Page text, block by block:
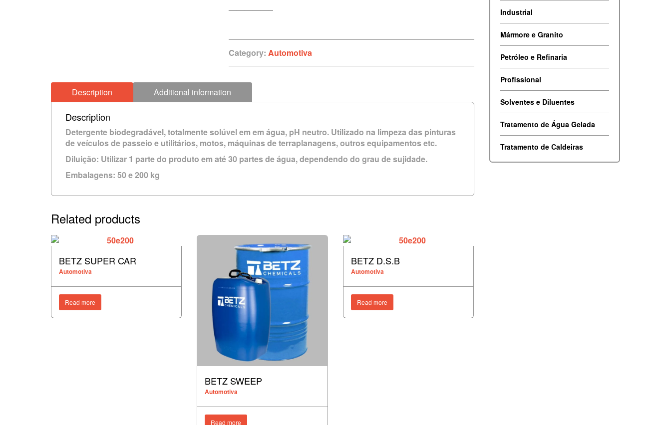
—————–
Category: Automotiva
Description Additional information
Description
Detergente biodegradável, totalmente solúvel em em água, pH neutro. Utilizado na limpeza das pinturas
de veículos de passeio e utilitários, motos, máquinas de terraplanagens, outros equipamentos etc.
Diluição: Utilizar 1 parte do produto em até 30 partes de água, dependendo do grau de sujidade.
Embalagens: 50 e 200 kg
Related products
BETZ SUPER CAR
Automotiva
Read more
BETZ SWEEP
Automotiva
Read more
BETZ D.S.B
Automotiva
Read more
Industrial
Mármore e Granito
Petróleo e Refinaria
Profissional
Solventes e Diluentes
Tratamento de Água Gelada
Tratamento de Caldeiras